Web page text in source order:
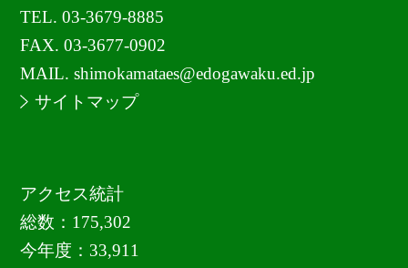
TEL.03-3679-8885
FAX. 03-3677-0902
MAIL. shimokamataes@edogawaku.ed.jp
サイトマップ
アクセス統計
総数： 175,302
今年度： 33,911